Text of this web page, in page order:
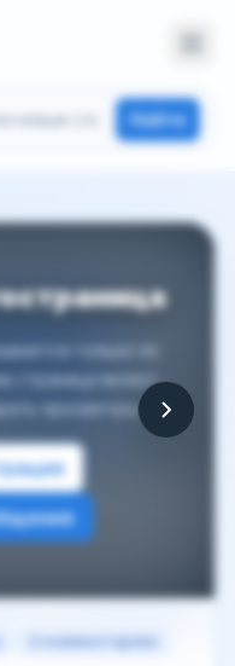
Найти
только по
страница может
просмотры.
0 комментариев